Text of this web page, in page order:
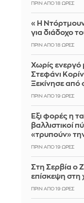
ΠΡΙΝ ΑΠΌ 18 ΏΡΕΣ
«Η
για διάδοχο
ΠΡΙΝ ΑΠΌ 18 ΏΡΕΣ
Χωρίς
Στεφάνι
Ξεκίνησε από
ΠΡΙΝ ΑΠΌ 19 ΏΡΕΣ
Έξι φορές η
βαλλιστικοί
«τρυπούν»
ΠΡΙΝ ΑΠΌ 19 ΏΡΕΣ
Στη Σερβία ο
επίσκεψη στη
ΠΡΙΝ ΑΠΌ 19 ΏΡΕΣ